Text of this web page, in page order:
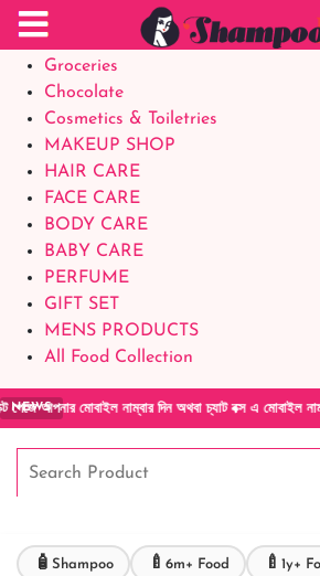
Food Supplements
Baby Foods
Groceries
Chocolate
Cosmetics & Toiletries
MAKEUP SHOP
HAIR CARE
FACE CARE
BODY CARE
BABY CARE
PERFUME
GIFT SET
MENS PRODUCTS
All Food Collection
NEWSনাম্বার দিন অথবা চ্যাট বক্স এ মোবাইল নাম্বার
🧴 Shampoo 🍼 6m+ Food 🍼 1y+